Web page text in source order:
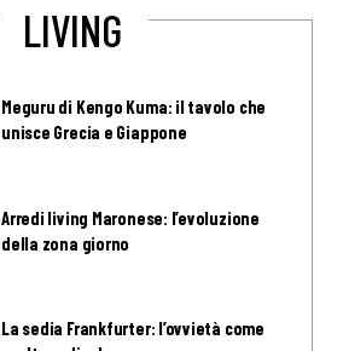
LIVING
Meguru di Kengo Kuma: il tavolo che
unisce Grecia e Giappone
Arredi living Maronese: l’evoluzione
della zona giorno
La sedia Frankfurter: l’ovvietà come